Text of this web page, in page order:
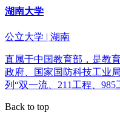
湖南大学
公立大学 | 湖南
直属于中国教育部，是教
政府、国家国防科技工业
列“双一流、211工程、985
Back to top